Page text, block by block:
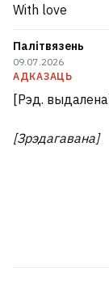
With love
Палітвязень
09.07.2026
АДКАЗАЦЬ
[Рэд.
[Зрэдагавана]